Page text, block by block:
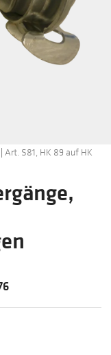
| Art. S81, HK 89 auf HK